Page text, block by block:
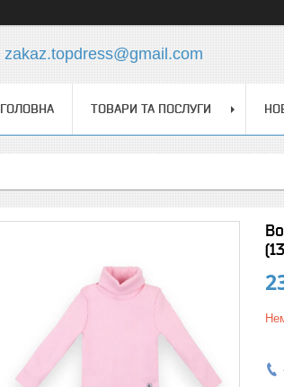
zakaz.topdress@gmail.com
ГОЛОВНА ТОВАРИ ТА ПОСЛУГИ